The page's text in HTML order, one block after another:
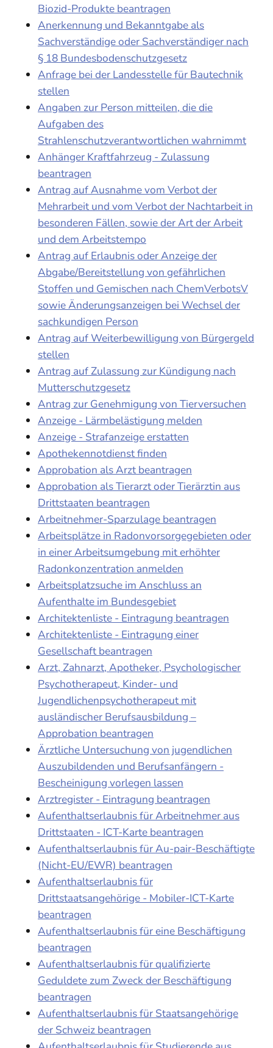
Biozid-Produkte beantragen
Anerkennung und Bekanntgabe als
Sachverständige oder Sachverständiger nach
§ 18 Bundesbodenschutzgesetz
Anfrage bei der Landesstelle für Bautechnik
stellen
Angaben zur Person mitteilen, die die
Aufgaben des
Strahlenschutzverantwortlichen wahrnimmt
Anhänger Kraftfahrzeug - Zulassung
beantragen
Antrag auf Ausnahme vom Verbot der
Mehrarbeit und vom Verbot der Nachtarbeit in
besonderen Fällen, sowie der Art der Arbeit
und dem Arbeitstempo
Antrag auf Erlaubnis oder Anzeige der
Abgabe/Bereitstellung von gefährlichen
Stoffen und Gemischen nach ChemVerbotsV
sowie Änderungsanzeigen bei Wechsel der
sachkundigen Person
Antrag auf Weiterbewilligung von Bürgergeld
stellen
Antrag auf Zulassung zur Kündigung nach
Mutterschutzgesetz
Antrag zur Genehmigung von Tierversuchen
Anzeige - Lärmbelästigung melden
Anzeige - Strafanzeige erstatten
Apothekennotdienst finden
Approbation als Arzt beantragen
Approbation als Tierarzt oder Tierärztin aus
Drittstaaten beantragen
Arbeitnehmer-Sparzulage beantragen
Arbeitsplätze in Radonvorsorgegebieten oder
in einer Arbeitsumgebung mit erhöhter
Radonkonzentration anmelden
Arbeitsplatzsuche im Anschluss an
Aufenthalte im Bundesgebiet
Architektenliste - Eintragung beantragen
Architektenliste - Eintragung einer
Gesellschaft beantragen
Arzt, Zahnarzt, Apotheker, Psychologischer
Psychotherapeut, Kinder- und
Jugendlichenpsychotherapeut mit
ausländischer Berufsausbildung –
Approbation beantragen
Ärztliche Untersuchung von jugendlichen
Auszubildenden und Berufsanfängern -
Bescheinigung vorlegen lassen
Arztregister - Eintragung beantragen
Aufenthaltserlaubnis für Arbeitnehmer aus
Drittstaaten - ICT-Karte beantragen
Aufenthaltserlaubnis für Au-pair-Beschäftigte
(Nicht-EU/EWR) beantragen
Aufenthaltserlaubnis für
Drittstaatsangehörige - Mobiler-ICT-Karte
beantragen
Aufenthaltserlaubnis für eine Beschäftigung
beantragen
Aufenthaltserlaubnis für qualifizierte
Geduldete zum Zweck der Beschäftigung
beantragen
Aufenthaltserlaubnis für Staatsangehörige
der Schweiz beantragen